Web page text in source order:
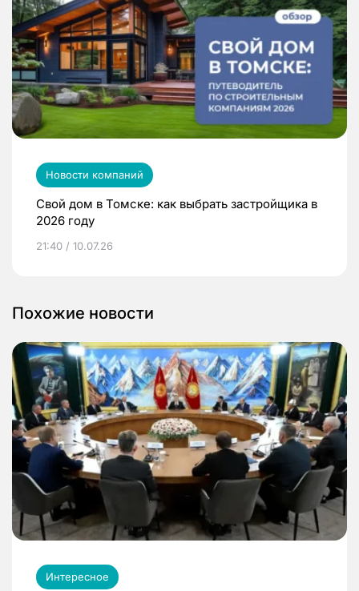
Новости компаний
Свой дом в Томске: как выбрать застройщика в
2026 году
21:40 / 10.07.26
Похожие новости
Интересное